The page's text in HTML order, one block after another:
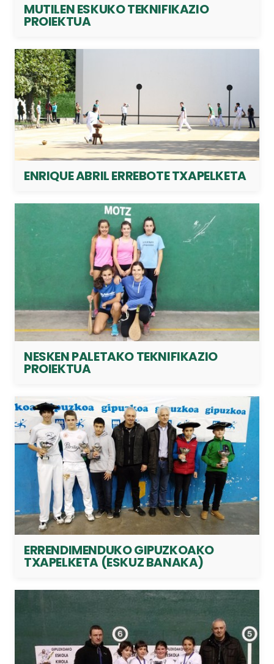
MUTILEN ESKUKO TEKNIFIKAZIO
PROIEKTUA
ENRIQUE ABRIL ERREBOTE TXAPELKETA
NESKEN PALETAKO TEKNIFIKAZIO
PROIEKTUA
ERRENDIMENDUKO GIPUZKOAKO
TXAPELKETA (ESKUZ BANAKA)